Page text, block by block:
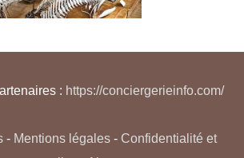
: https://conciergerieinfo.com/
- Mentions légales- Confidentialité et